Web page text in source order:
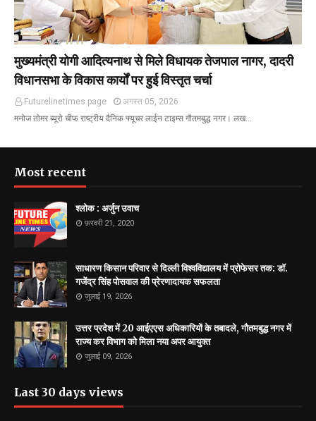
मुख्यमंत्री योगी आदित्यनाथ से मिले विधायक तेजपाल नागर, दादरी
विधानसभा के विकास कार्यों पर हुई विस्तृत चर्चा
Futurelinetimes.page
अगस्त 05, 2026
मनोज तोमर ब्यूरो चीफ राष्ट्रीय दैनिक फ्यूचर लाईन टाइम्स गौतमबुद्ध नगर। लख…
Most recent
श्लोक : अर्जुन उवाच
फ़रवरी 21, 2020
साधारण किसान परिवार से दिल्ली विश्वविद्यालय में प्रोफेसर तक: डॉ.
गजेंद्र सिंह पोसवाल की प्रेरणादायक सफलता
जुलाई 19, 2026
उत्तर प्रदेश में 20 आईएएस अधिकारियों के तबादले, गौतमबुद्ध नगर में
राज्य कर विभाग को मिला नया अपर आयुक्त
जुलाई 09, 2026
Last 30 days views